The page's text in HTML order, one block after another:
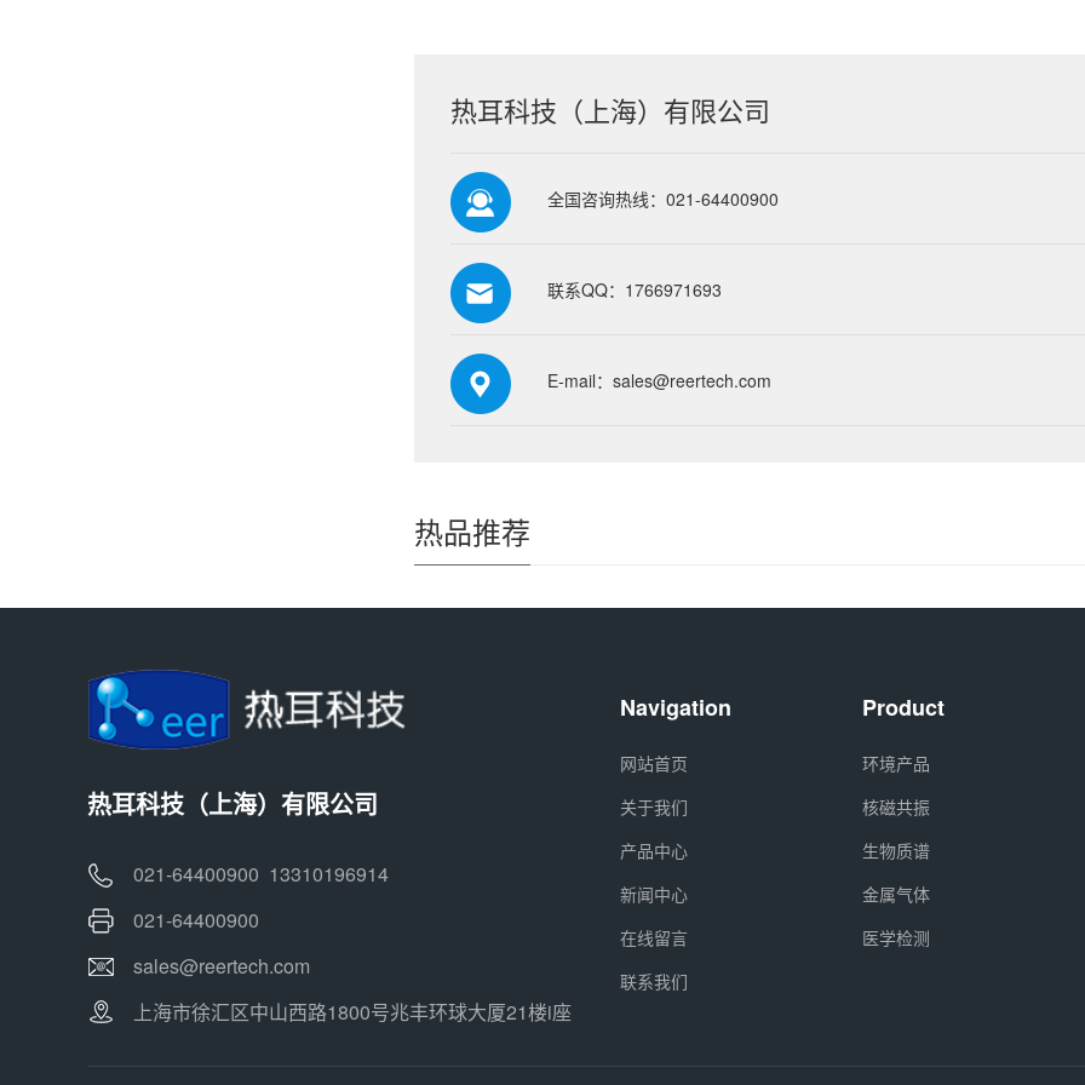
热耳科技（上海）有限公司
全国咨询热线：021-64400900
联系QQ：1766971693
E-mail：sales@reertech.com
热品推荐
热耳科技（上海）有限公司
021-64400900 13310196914
021-64400900
sales@reertech.com
上海市徐汇区中山西路1800号兆丰环球大厦21楼i座
Navigation
网站首页
关于我们
产品中心
新闻中心
在线留言
联系我们
Product
环境产品
核磁共振
生物质谱
金属气体
医学检测